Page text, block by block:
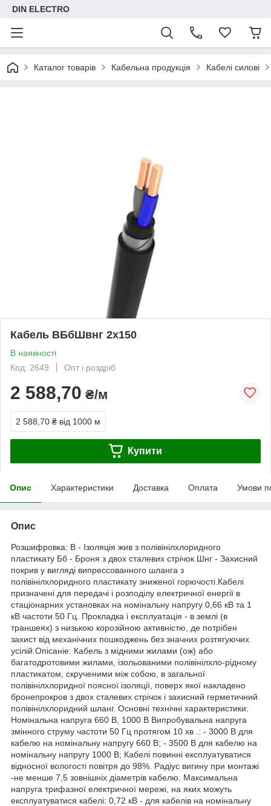
DIN ELECTRO
Каталог товарів Кабельна продукція Кабелі силові
Кабель ВБбШвнг 2х150
В наявності
Код: 2649
Опт і роздріб
2 588,70 ₴/м
2 588,70 ₴ від 1000 м
Купити
Опис Характеристики Доставка Оплата Умови
Опис
Розшифровка: В - Ізоляція жив з полівінілхлоридного
пластикату Бб - Броня з двох сталевих стрічок Шнг - Захисний
покрив у вигляді випрессованного шланга з
полівінілхлоридного пластикату зниженої горючості.Кабелі
призначені для передачі і розподілу електричної енергії в
стаціонарних установках на номінальну напругу 0,66 кВ та 1
кВ частоти 50 Гц. Прокладка і експлуатація - в землі (в
траншеях) з низькою корозійною активністю, де потрібен
захист від механічних пошкоджень без значних розтягуючих
усілій.Опісаніе: Кабель з мідними жилами (ож) або
багатодротовими жилами, ізольованими полівінілхло-рідному
пластикатом, скрученими між собою, в загальної
полівінілхлоридної поясної ізоляції, поверх якої накладено
бронепрокров з двох сталевих стрічок і захисний герметичний
полівінілхлоридний шланг. Основні технічні характеристики:
Номінальна напруга 660 В, 1000 В Випробувальна напруга
змінного струму частоти 50 Гц протягом 10 хв .: - 3000 В для
кабелю на номінальну напругу 660 В; - 3500 В для кабелю на
номінальну напругу 1000 В; Кабелі повинні експлуатуватися
відносної вологості повітря до 98%. Радіус вигину при монтажі
-не менше 7,5 зовнішніх діаметрів кабелю. Максимальна
напруга трифазної електричної мережі, на яких можуть
експлуатуватися кабелі: 0,72 кВ - для кабелів на номінальну